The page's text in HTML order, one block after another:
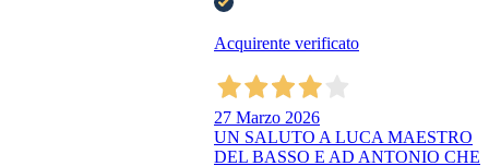
Acquirente verificato
27 Marzo 2026
UN SALUTO A LUCA MAESTRO
DEL BASSO E AD ANTONIO CHE